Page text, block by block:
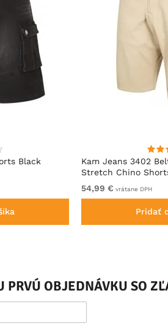
Black
Kam Jeans 3402
Stretch Chino
54,99 € vrátane DPH
Pridať
OBJEDNÁVKU SO